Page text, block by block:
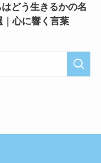
どう生きるかの名
｜心に響く言葉